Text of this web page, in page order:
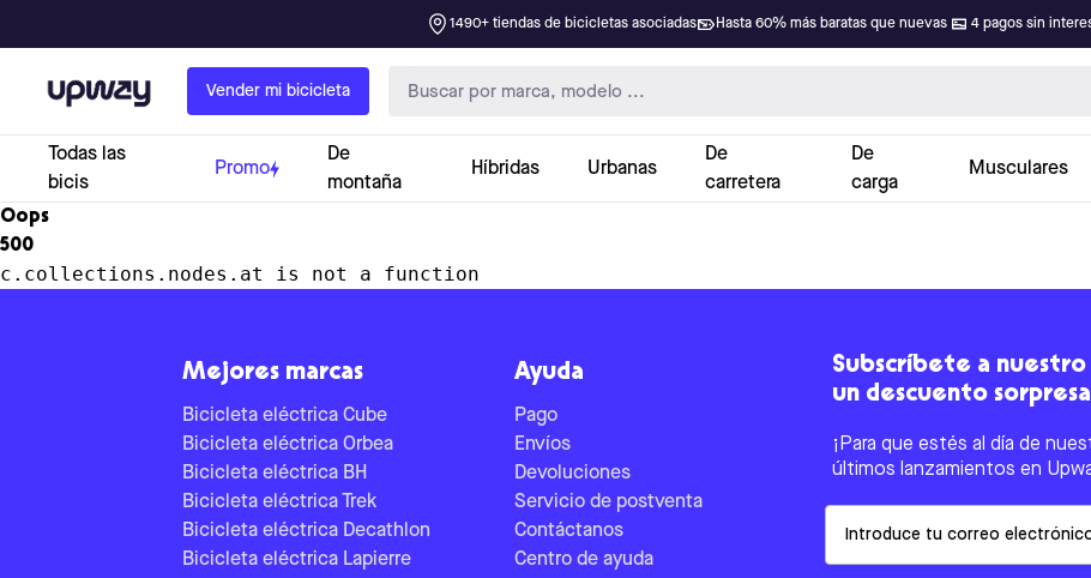
1490+ tiendas de bicicletas asociadas Hasta 60% más baratas que nuevas 4 pagos sin
Upway Vender mi bicicleta
Todas las
bicis
Promo
De
montaña
Híbridas Urbanas
De
carretera
De
carga
Musculares
Oops
500
c.collections.nodes.at is not a function
Mejores marcas
Bicicleta eléctrica Cube
Bicicleta eléctrica Orbea
Bicicleta eléctrica BH
Bicicleta eléctrica Trek
Bicicleta eléctrica Decathlon
Bicicleta eléctrica Lapierre
Ayuda
Pago
Envíos
Devoluciones
Servicio de postventa
Contáctanos
Centro de ayuda
Subscríbete a
un descuento sorpresa
¡Para que estés al día de
últimos lanzamientos en